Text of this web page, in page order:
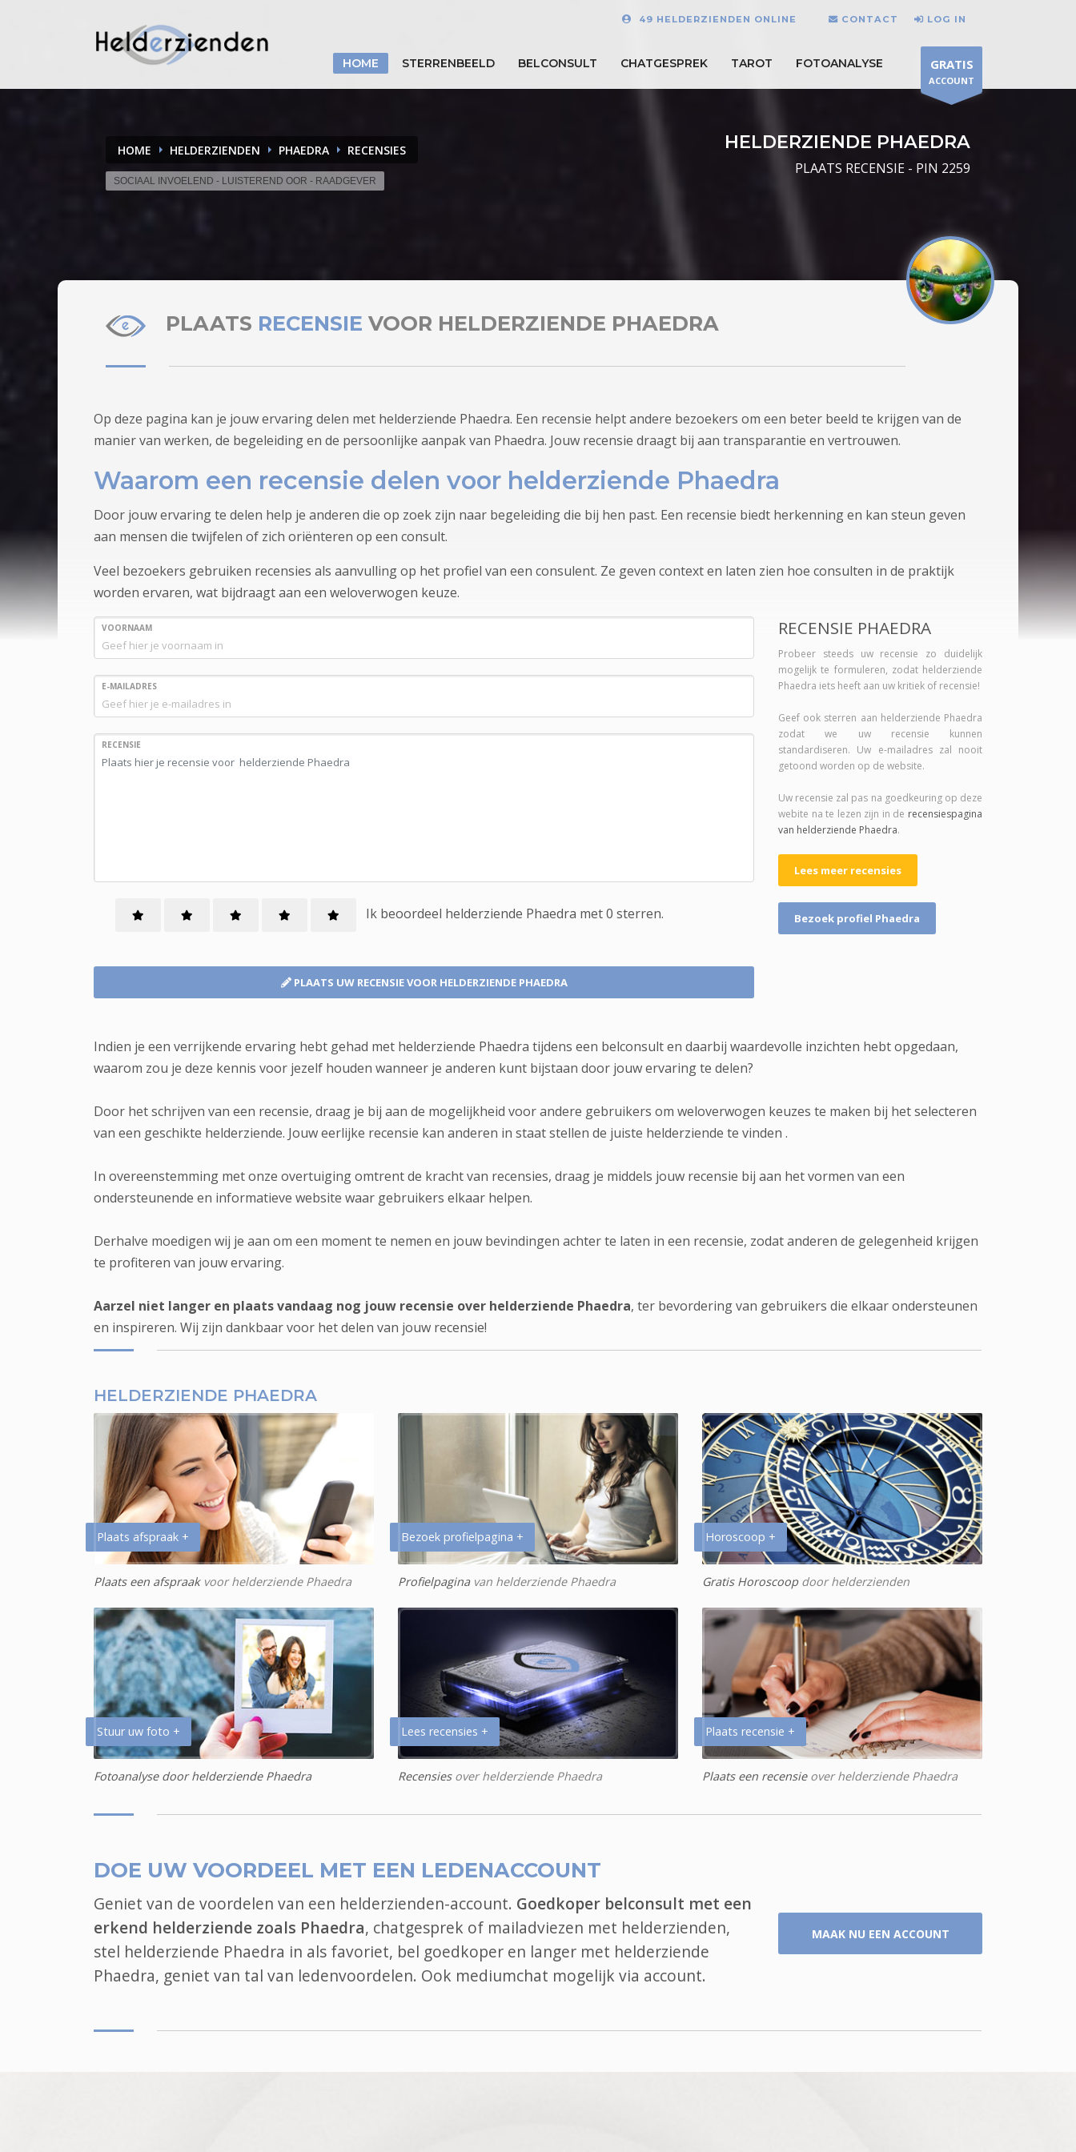
49 HELDERZIENDEN ONLINE CONTACT LOG IN
HOME STERRENBEELD BELCONSULT CHATGESPREK TAROT FOTOANALYSE GRATIS
ACCOUNT
HOME HELDERZIENDEN PHAEDRA RECENSIES
SOCIAAL INVOELEND - LUISTEREND OOR - RAADGEVER
HELDERZIENDE PHAEDRA
PLAATS RECENSIE - PIN 2259
PLAATS RECENSIE VOOR HELDERZIENDE PHAEDRA
Op deze pagina kan je jouw ervaring delen met helderziende Phaedra. Een recensie helpt andere bezoekers om een beter beeld te krijgen van de
manier van werken, de begeleiding en de persoonlijke aanpak van Phaedra. Jouw recensie draagt bij aan transparantie en vertrouwen.
Waarom een recensie delen voor helderziende Phaedra
Door jouw ervaring te delen help je anderen die op zoek zijn naar begeleiding die bij hen past. Een recensie biedt herkenning en kan steun geven
aan mensen die twijfelen of zich oriënteren op een consult.
Veel bezoekers gebruiken recensies als aanvulling op het profiel van een consulent. Ze geven context en laten zien hoe consulten in de praktijk
worden ervaren, wat bijdraagt aan een weloverwogen keuze.
VOORNAAM
E-MAILADRES
RECENSIE
Ik beoordeel helderziende Phaedra met0 sterren.
PLAATS UW RECENSIE VOOR HELDERZIENDE PHAEDRA
RECENSIE PHAEDRA
Probeer steeds uw recensie zo duidelijk
mogelijk te formuleren, zodat helderziende
Phaedra iets heeft aan uw kritiek of recensie!
Geef ook sterren aan helderziende Phaedra
zodat we uw recensie kunnen
standardiseren. Uw e-mailadres zal nooit
getoond worden op de website.
Uw recensie zal pas na goedkeuring op deze
webite na te lezen zijn in de recensiespagina
van helderziende Phaedra.
Lees meer recensies
Bezoek profiel Phaedra
Indien je een verrijkende ervaring hebt gehad met helderziende Phaedra tijdens een belconsult en daarbij waardevolle inzichten hebt opgedaan,
waarom zou je deze kennis voor jezelf houden wanneer je anderen kunt bijstaan door jouw ervaring te delen?
Door het schrijven van een recensie, draag je bij aan de mogelijkheid voor andere gebruikers om weloverwogen keuzes te maken bij het selecteren
van een geschikte helderziende. Jouw eerlijke recensie kan anderen in staat stellen de juiste helderziende te vinden .
In overeenstemming met onze overtuiging omtrent de kracht van recensies, draag je middels jouw recensie bij aan het vormen van een
ondersteunende en informatieve website waar gebruikers elkaar helpen.
Derhalve moedigen wij je aan om een moment te nemen en jouw bevindingen achter te laten in een recensie, zodat anderen de gelegenheid krijgen
te profiteren van jouw ervaring.
Aarzel niet langer en plaats vandaag nog jouw recensie over helderziende Phaedra, ter bevordering van gebruikers die elkaar ondersteunen
en inspireren. Wij zijn dankbaar voor het delen van jouw recensie!
HELDERZIENDE PHAEDRA
Plaats afspraak +
Plaats een afspraakvoor helderziende Phaedra
Bezoek profielpagina +
Profielpagina van helderziende Phaedra
Horoscoop +
Gratis Horoscoopdoor helderzienden
Stuur uw foto +
Fotoanalyse door helderziende Phaedra
Lees recensies +
Recensiesover helderziende Phaedra
Plaats recensie +
Plaats een recensieover helderziende Phaedra
DOE UW VOORDEEL MET EEN LEDENACCOUNT
Geniet van de voordelen van een helderzienden-account. Goedkoper belconsult met een
erkend helderziende zoals Phaedra, chatgesprek of mailadviezen met helderzienden,
stel helderziende Phaedra in als favoriet, bel goedkoper en langer met helderziende
Phaedra, geniet van tal van ledenvoordelen. Ook mediumchat mogelijk via account.
MAAK NU EEN ACCOUNT